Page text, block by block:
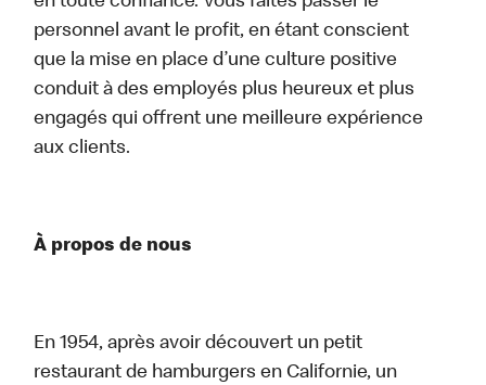
personnel avant le profit, en étant conscient
que la mise en place d’une culture positive
conduit à des employés plus heureux et plus
engagés qui offrent une meilleure expérience
aux clients.
À propos de nous
En 1954, après avoir découvert un petit
restaurant de hamburgers en Californie, un